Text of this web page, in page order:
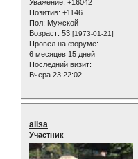
Уважение: +16042
Позитив: +1146
Пол: Мужской
Возраст: 53 [1973-01-21]
Провел на форуме:
6 месяцев 15 дней
Последний визит:
Вчера 23:22:02
alisa
Участник